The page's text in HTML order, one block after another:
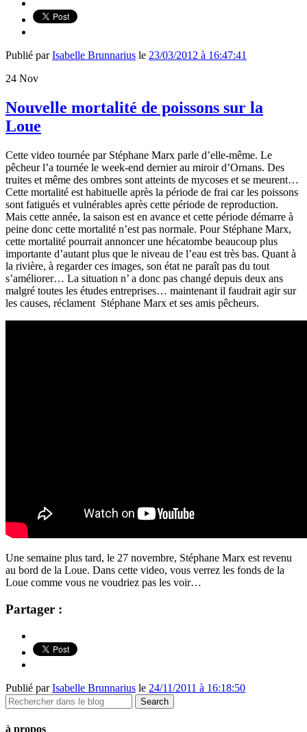
Publié parIsabelle Brunnarius le 23/03/2012 à 16:47:41
24 Nov
Nouvelle mortalité de poissons sur la
Loue
Cette video tournée par Stéphane Marx parle d’elle-même. Le
pêcheur l’a tournée le week-end dernier au miroir d’Ornans. Des
truites et même des ombres sont atteints de mycoses et se meurent…
Cette mortalité est habituelle après la période de frai car les poissons
sont fatigués et vulnérables après cette période de reproduction.
Mais cette année, la saison est en avance et cette période démarre à
peine donc cette mortalité n’est pas normale. Pour Stéphane Marx,
cette mortalité pourrait annoncer une hécatombe beaucoup plus
importante d’autant plus que le niveau de l’eau est très bas. Quant à
la rivière, à regarder ces images, son état ne paraît pas du tout
s’améliorer… La situation n’ a donc pas changé depuis deux ans
malgré toutes les études entreprises… maintenant il faudrait agir sur
les causes, réclament Stéphane Marx et ses amis pêcheurs.
Une semaine plus tard, le 27 novembre, Stéphane Marx est revenu
au bord de la Loue. Dans cette video, vous verrez les fonds de la
Loue comme vous ne voudriez pas les voir…
Partager :
Publié parIsabelle Brunnarius le 24/11/2011 à 16:18:50
à propos